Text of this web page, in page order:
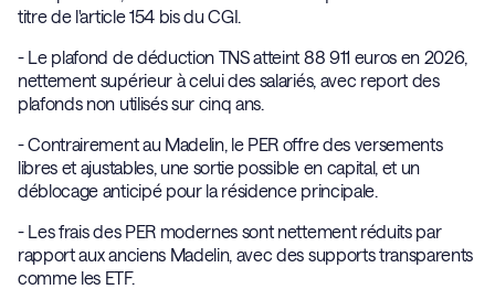
en capital permet de financer un projet, de transmettre ou
été déduits ou non.
titre de l'article 154 bis du CGI.
- Le plafond de déduction TNS atteint 88 911 euros en 2026,
nettement supérieur à celui des salariés, avec report des
plafonds non utilisés sur cinq ans.
- Contrairement au Madelin, le PER offre des versements
libres et ajustables, une sortie possible en capital, et un
déblocage anticipé pour la résidence principale.
- Les frais des PER modernes sont nettement réduits par
rapport aux anciens Madelin, avec des supports transparents
comme les ETF.